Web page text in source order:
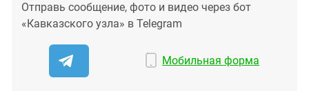
Отправь сообщение, фото и видео через бот
«Кавказского узла» в Telegram
Мобильная форма